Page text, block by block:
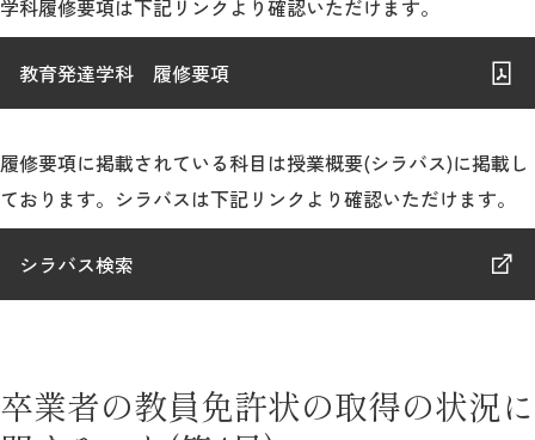
学科履修要項は下記リンクより確認いただけます。
教育発達学科 履修要項
履修要項に掲載されている科目は授業概要(シラバス)に掲載し
ております。シラバスは下記リンクより確認いただけます。
シラバス検索
卒業者の教員免許状の取得の状況に